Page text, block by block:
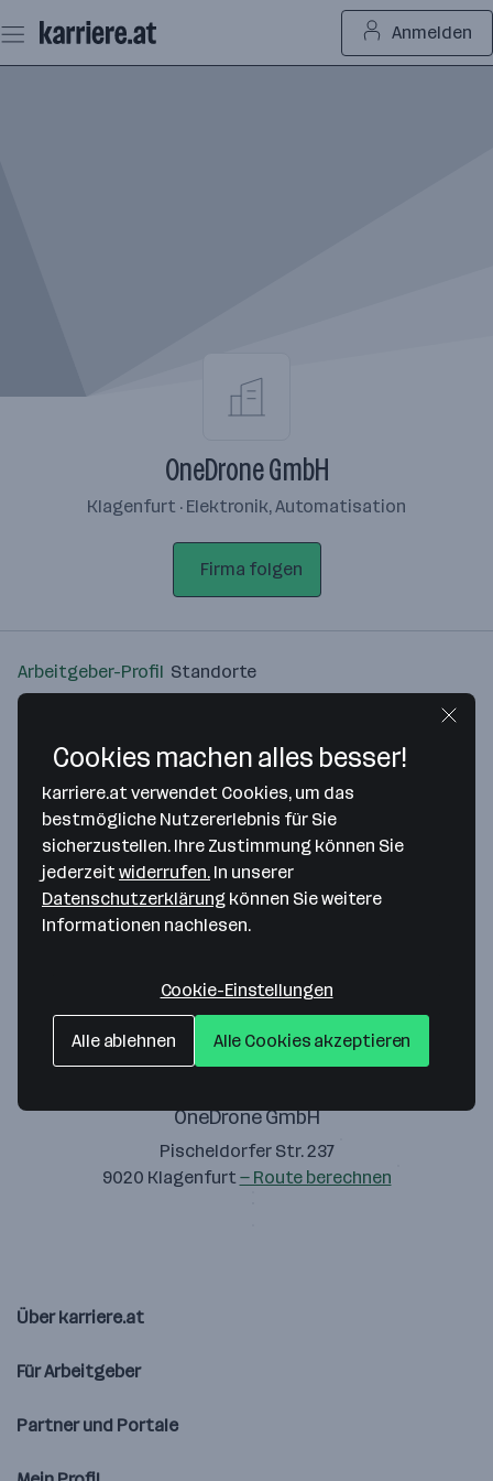
Seiteninhalt
springen
Anmelden
OneDrone GmbH
Klagenfurt · Elektronik, Automatisation
Firma folgen
Arbeitgeber-Profil Standorte
Bitte stimme unseren Cookie-
Richtlinien zu, um diese Karte
anzuzeigen.
OneDrone GmbH
Pischeldorfer Str. 237
9020 Klagenfurt— Route berechnen
Über karriere.at
Für Arbeitgeber
Partner und Portale
Cookies machen alles besser!
karriere.at verwendet Cookies, um das
bestmögliche Nutzererlebnis für Sie
sicherzustellen. Ihre Zustimmung können Sie
jederzeitwiderrufen. In unserer
Datenschutzerklärung können Sie weitere
Informationen nachlesen.
Cookie-Einstellungen
Alle ablehnen Alle Cookies akzeptieren